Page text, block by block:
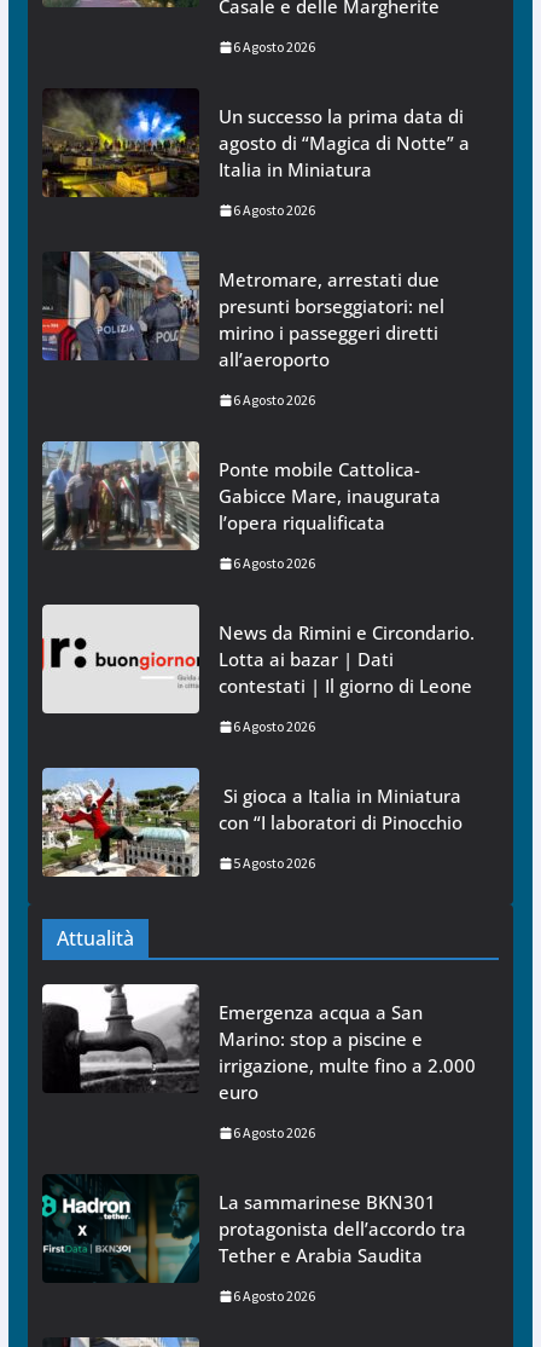
Casale e delle Margherite
6 Agosto 2026
Un successo la prima data di
agosto di “Magica di Notte” a
Italia in Miniatura
6 Agosto 2026
Metromare, arrestati due
presunti borseggiatori: nel
mirino i passeggeri diretti
all’aeroporto
6 Agosto 2026
Ponte mobile Cattolica-
Gabicce Mare, inaugurata
l’opera riqualificata
6 Agosto 2026
News da Rimini e Circondario.
Lotta ai bazar | Dati
contestati | Il giorno di Leone
6 Agosto 2026
Si gioca a Italia in Miniatura
con “I laboratori di Pinocchio
5 Agosto 2026
Attualità
Emergenza acqua a San
Marino: stop a piscine e
irrigazione, multe fino a 2.000
euro
6 Agosto 2026
La sammarinese BKN301
protagonista dell’accordo tra
Tether e Arabia Saudita
6 Agosto 2026